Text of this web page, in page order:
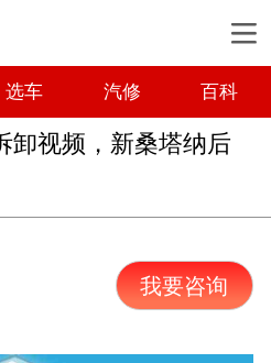
选车 汽修 百科
卸视频，新桑塔纳后
我要咨询